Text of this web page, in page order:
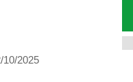
10/2025